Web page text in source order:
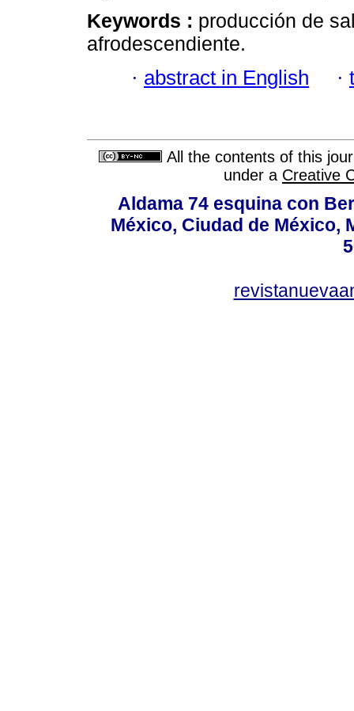
Keywords : producción de
afrodescendiente.
· abstract in English ·
All the contents of this
under a Creative
Aldama 74 esquina con
México, Ciudad de México,